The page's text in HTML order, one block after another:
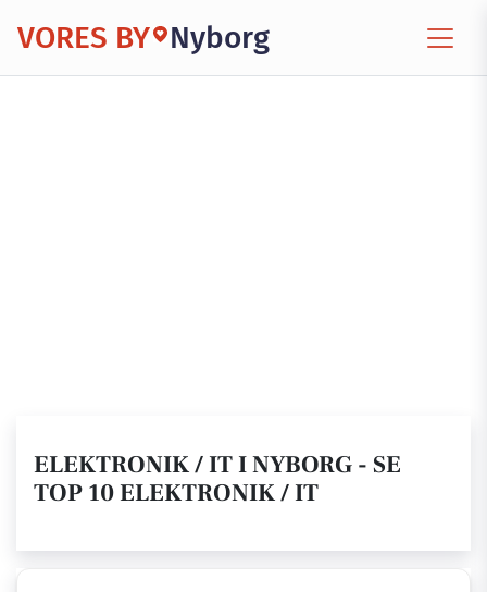
VORES BY Nyborg
ELEKTRONIK / IT I NYBORG - SE
TOP 10 ELEKTRONIK / IT